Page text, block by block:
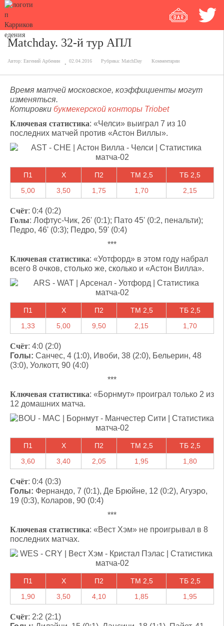
Matchday. 32-й тур АПЛ
Автор: Евгений Арбенин 02.04.2016 Рубрика: MatchDay Комментарии
Время матчей московское, коэффициенты могут
изменяться.
Котировки букмекерской конторы Triobet
Ключевая статистика: «Челси» выиграл 7 из 10
последних матчей против «Астон Виллы».
П1 X П2 ТМ 2,5
ТБ 2,5
5,00
3,50 1,75 1,70 2,15
Счёт: 0:4 (0:2)
Голы: Лофтус-Чик, 26' (0:1); Пато 45' (0:2, пенальти);
Педро, 46' (0:3); Педро, 59' (0:4)
***
Ключевая статистика: «Уотфорд» в этом году набрал
всего 8 очков, столько же, сколько и «Астон Вилла».
П1 X П2 ТМ 2,5
ТБ 2,5
1,33
5,00 9,50 2,15 1,70
Счёт: 4:0 (2:0)
Голы: Санчес, 4 (1:0), Ивоби, 38 (2:0), Бельерин, 48
(3:0), Уолкотт, 90 (4:0)
***
Ключевая статистика: «Борнмут» проиграл только 2 из
12 домашних матча.
П1 X П2 ТМ 2,5
ТБ 2,5
3,60
3,40 2,05 1,95 1,80
Счёт: 0:4 (0:3)
Голы: Фернандо, 7 (0:1), Де Брюйне, 12 (0:2), Агуэро,
19 (0:3), Коларов, 90 (0:4)
***
Ключевая статистика: «Вест Хэм» не проигрывал в 8
последних матчах.
П1 X П2 ТМ 2,5
ТБ 2,5
1,90
3,50 4,10 1,85 1,95
Счёт: 2:2 (2:1)